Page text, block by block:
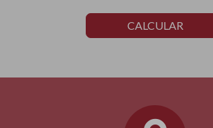
CALCULAR